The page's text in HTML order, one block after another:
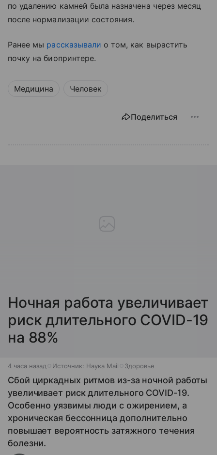
по удалению камней была назначена через месяц
после нормализации состояния.
Ранее мы рассказывали о том, как вырастить
почку на биопринтере.
Медицина Человек
Поделиться
Ночная работа увеличивает
риск длительного COVID-19
на 88%
4 часа назад Источник: Наука Mail Здоровье
Сбой циркадных ритмов из-за ночной работы
увеличивает риск длительного COVID-19.
Особенно уязвимы люди с ожирением, а
хроническая бессонница дополнительно
повышает вероятность затяжного течения
болезни.